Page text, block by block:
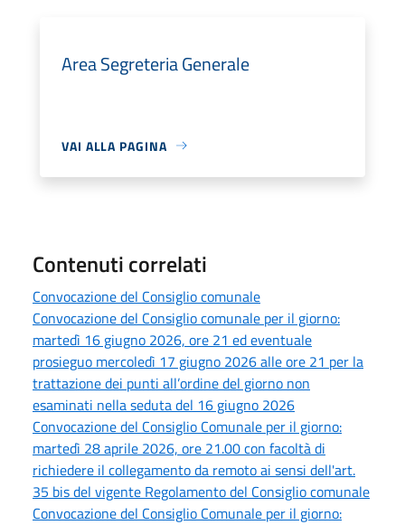
Area Segreteria Generale
VAI ALLA PAGINA
Contenuti correlati
Convocazione del Consiglio comunale
Convocazione del Consiglio comunale per il giorno:
martedì 16 giugno 2026, ore 21 ed eventuale
prosieguo mercoledì 17 giugno 2026 alle ore 21 per la
trattazione dei punti all’ordine del giorno non
esaminati nella seduta del 16 giugno 2026
Convocazione del Consiglio Comunale per il giorno:
martedì 28 aprile 2026, ore 21.00 con facoltà di
richiedere il collegamento da remoto ai sensi dell'art.
35 bis del vigente Regolamento del Consiglio comunale
Convocazione del Consiglio Comunale per il giorno: